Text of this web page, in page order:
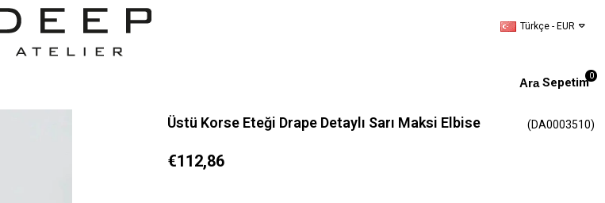
Türkçe - EUR
Sepetim0
Üstü Korse Eteği Drape Detaylı Sarı Maksi Elbise (DA0003510)
€112,86